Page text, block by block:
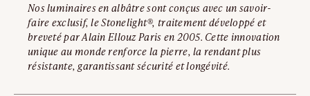
Nos luminaires en albâtre sont conçus avec un savoir-
faire exclusif, le Stonelight®, traitement développé et
breveté par Alain Ellouz Paris en 2005. Cette innovation
unique au monde renforce la pierre, la rendant plus
résistante, garantissant sécurité et longévité.